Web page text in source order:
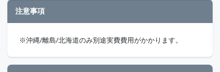
注意事項
※沖縄/離島/北海道のみ別途実費費用がかかります。